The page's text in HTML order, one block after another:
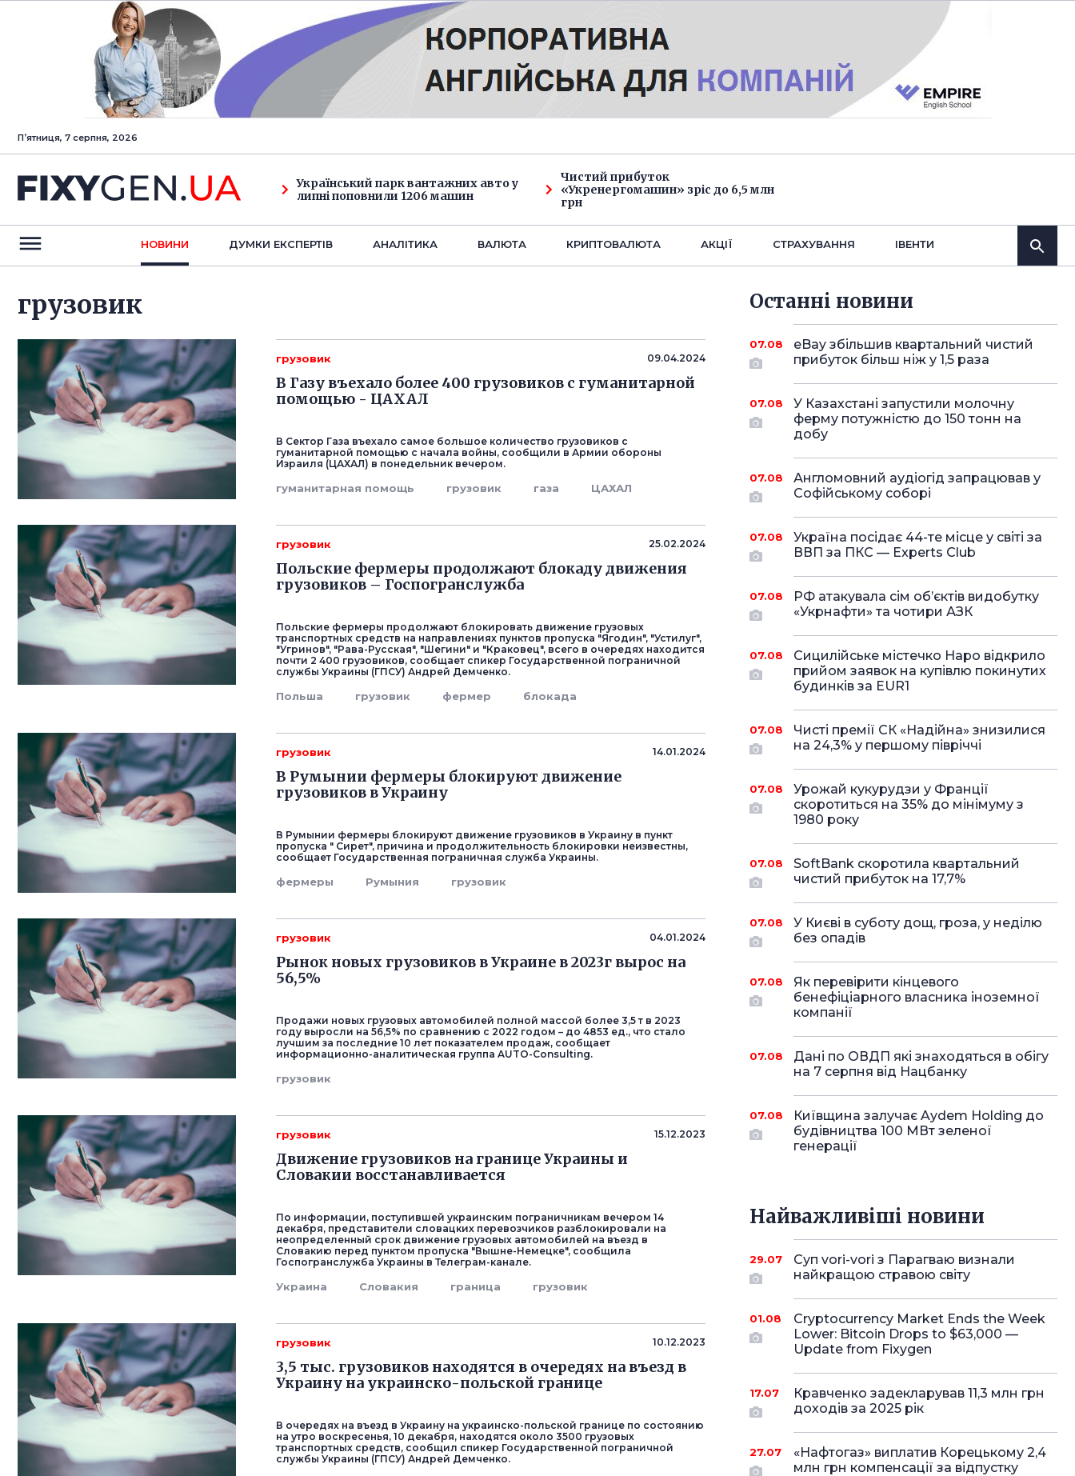
Пʼятниця, 7 серпня, 2026
Український парк вантажних авто у
липні поповнили 1206 машин
Чистий прибуток
«Укренергомашин» зріс до 6,5 млн
грн
НОВИНИ ДУМКИ ЕКСПЕРТIВ АНАЛIТИКА ВАЛЮТА КРИПТОВАЛЮТА АКЦІЇ СТРАХУВАННЯ IВЕНТИ
грузовик
грузовик 09.04.2024
В Газу въехало более 400 грузовиков с гуманитарной
помощью - ЦАХАЛ
В Сектор Газа въехало самое большое количество грузовиков с
гуманитарной помощью с начала войны, сообщили в Армии обороны
Израиля (ЦАХАЛ) в понедельник вечером.
гуманитарная помощь грузовик газа ЦАХАЛ
грузовик 25.02.2024
Польские фермеры продолжают блокаду движения
грузовиков – Госпогранслужба
Польские фермеры продолжают блокировать движение грузовых
транспортных средств на направлениях пунктов пропуска "Ягодин", "Устилуг",
"Угринов", "Рава-Русская", "Шегини" и "Краковец", всего в очередях находится
почти 2 400 грузовиков, сообщает спикер Государственной пограничной
службы Украины (ГПСУ) Андрей Демченко.
Польша грузовик фермер блокада
грузовик 14.01.2024
В Румынии фермеры блокируют движение
грузовиков в Украину
В Румынии фермеры блокируют движение грузовиков в Украину в пункт
пропуска " Сирет", причина и продолжительность блокировки неизвестны,
сообщает Государственная пограничная служба Украины.
фермеры Румыния грузовик
грузовик 04.01.2024
Рынок новых грузовиков в Украине в 2023г вырос на
56,5%
Продажи новых грузовых автомобилей полной массой более 3,5 т в 2023
году выросли на 56,5% по сравнению с 2022 годом – до 4853 ед., что стало
лучшим за последние 10 лет показателем продаж, сообщает
информационно-аналитическая группа AUTO-Consulting.
грузовик
грузовик 15.12.2023
Движение грузовиков на границе Украины и
Словакии восстанавливается
По информации, поступившей украинским пограничникам вечером 14
декабря, представители словацких перевозчиков разблокировали на
неопределенный срок движение грузовых автомобилей на въезд в
Словакию перед пунктом пропуска "Вышне-Немецке", сообщила
Госпогранслужба Украины в Телеграм-канале.
Украина Словакия граница грузовик
грузовик 10.12.2023
3,5 тыс. грузовиков находятся в очередях на въезд в
Украину на украинско-польской границе
В очередях на въезд в Украину на украинско-польской границе по состоянию
на утро воскресенья, 10 декабря, находятся около 3500 грузовых
транспортных средств, сообщил спикер Государственной пограничной
службы Украины (ГПСУ) Андрей Демченко.
Останнi новини
07.08
eBay збільшив квартальний чистий
прибуток більш ніж у 1,5 раза
07.08
У Казахстані запустили молочну
ферму потужністю до 150 тонн на
добу
07.08
Англомовний аудіогід запрацював у
Софійському соборі
07.08
Україна посідає 44-те місце у світі за
ВВП за ПКС — Experts Club
07.08
РФ атакувала сім об’єктів видобутку
«Укрнафти» та чотири АЗК
07.08
Сицилійське містечко Наро відкрило
прийом заявок на купівлю покинутих
будинків за EUR1
07.08
Чисті премії СК «Надійна» знизилися
на 24,3% у першому півріччі
07.08
Урожай кукурудзи у Франції
скоротиться на 35% до мінімуму з
1980 року
07.08
SoftBank скоротила квартальний
чистий прибуток на 17,7%
07.08
У Києві в суботу дощ, гроза, у неділю
без опадів
07.08
Як перевірити кінцевого
бенефіціарного власника іноземної
компанії
07.08
Дані по ОВДП які знаходяться в обігу
на 7 серпня від Нацбанку
07.08
Київщина залучає Aydem Holding до
будівництва 100 МВт зеленої
генерації
Найважливіші новини
29.07
Суп vori-vori з Парагваю визнали
найкращою стравою світу
01.08
Cryptocurrency Market Ends the Week
Lower: Bitcoin Drops to $63,000 —
Update from Fixygen
17.07
Кравченко задекларував 11,3 млн грн
доходів за 2025 рік
27.07
«Нафтогаз» виплатив Корецькому 2,4
млн грн компенсації за відпустку